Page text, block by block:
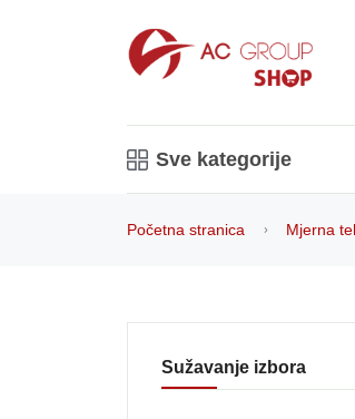
Sve kategorije
Početna stranica Mjerna
Sužavanje izbora